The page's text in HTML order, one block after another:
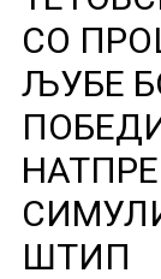
СО
ЉУБЕ
ШТИП